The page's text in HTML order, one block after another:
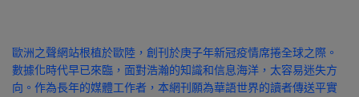
歐洲之聲網站根植於歐陸，創刊於庚子年新冠疫情席捲全球之際。
數據化時代早已來臨，面對浩瀚的知識和信息海洋，太容易迷失方
向。作為長年的媒體工作者，本網刊願為華語世界的讀者傳送平實